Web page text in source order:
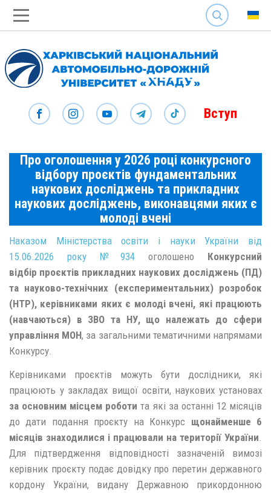
SEARCH
Вступ
Про оголошення у 2026 році конкурсного
відбору проєктів фундаментальних
наукових досліджень та прикладних
наукових досліджень, виконавцями яких є
молоді вчені
Наказом Міністерства освіти і науки України від
15.06.2026 року №934оголошено Конкурсний
відбір проєктів прикладних наукових досліджень (ПД)
та науково-технічних (експериментальних) розробок
(НТР), керівниками яких є молоді вчені, які працюють
(навчаються) в ЗВО та НУ, що належать до сфери
управління МОН, за загальними тематичними напрямами
Конкурсу.
Керівниками проєктів можуть бути дослідники, які
працюють у закладах вищої освіти, наукових установах
за основним місцем роботи та які за останні 12 місяців
до дати подання проєкту на Конкурс щонайменше 6
місяців знаходилися і працювали на території України
Для підтвердження відповідності зазначеній вимозі
керівник проєкту подає довідку про перетин державного
кордону України, видану Державною прикордонною